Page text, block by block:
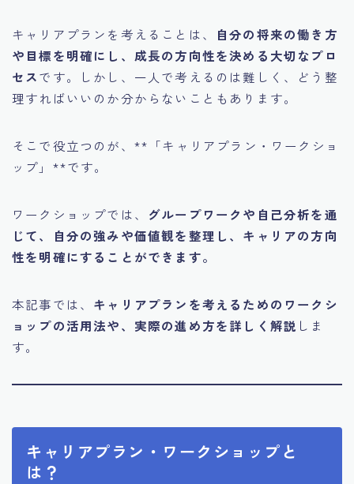
キャリアプランを考えることは、
自分の将来の働き方
や目標を明確にし、成長の方向性を決める大切なプロ
セスです。しかし、一人で考えるのは難しく、どう整
理すればいいのか分からないこともあります。
そこで役立つのが、**「キャリアプラン・ワークショ
ップ」**です。
ワークショップでは、 グループワークや自己分析を通
じて、自分の強みや価値観を整理し、キャリアの方向
性を明確にすることができます。
本記事では、 キャリアプランを考えるためのワークシ
ョップの活用法や、実際の進め方を詳しく解説 しま
す。
キャリアプラン・ワークショップと
は？